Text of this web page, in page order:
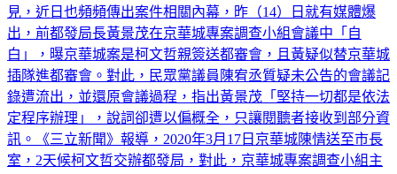
見，近日也頻頻傳出案件相關內幕，昨（14）日就有媒體爆
出，前都發局長黃景茂在京華城專案調查小組會議中「自
白」，曝京華城案是柯文哲親簽送都審會，且黃疑似替京華城
插隊進都審會。對此，民眾黨議員陳宥丞質疑未公告的會議記
錄遭流出，並還原會議過程，指出黃景茂「堅持一切都是依法
定程序辦理」，說詞卻遭以偏概全，只讓閱聽者接收到部分資
訊。《三立新聞》報導，2020年3月17日京華城陳情送至市長
室，2天候柯文哲交辦都發局，對此，京華城專案調查小組主